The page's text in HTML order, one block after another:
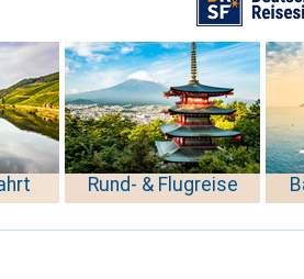
Rund- & Flugreise